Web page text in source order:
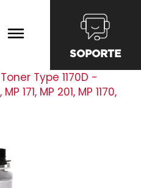
SOPORTE
Type 1170D -
171, MP 201, MP 1170,